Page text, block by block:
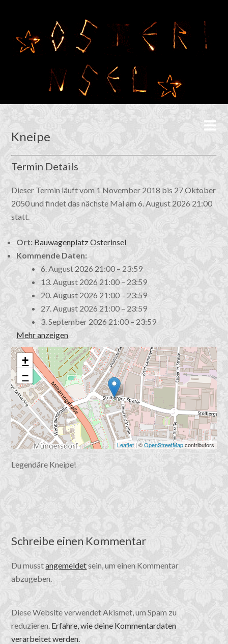
Kneipe
Termin Details
Dieser Termin läuft vom 1 November 2018 bis 27 Oktober
2050 und findet das nächste Mal am 6. August 2026 21:00
statt.
Ort: Bauwagenplatz Osterinsel
Kommende Daten:
6. August 2026 21:00 – 23:59
13. August 2026 21:00– 23:59
20. August 2026 21:00 – 23:59
27. August 2026 21:00 – 23:59
3. September 2026 21:00 – 23:59
Mehr anzeigen
+
−
Leaflet| ©OpenStreetMapcontributors
Legendäre Kneipe!
Schreibe einen Kommentar
Du musstangemeldetsein, um einen Kommentar
abzugeben.
Diese Website verwendet Akismet, um Spam zu
reduzieren. Erfahre, wie deine Kommentardaten
verarbeitet werden.